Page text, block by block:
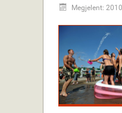
Megjelent: